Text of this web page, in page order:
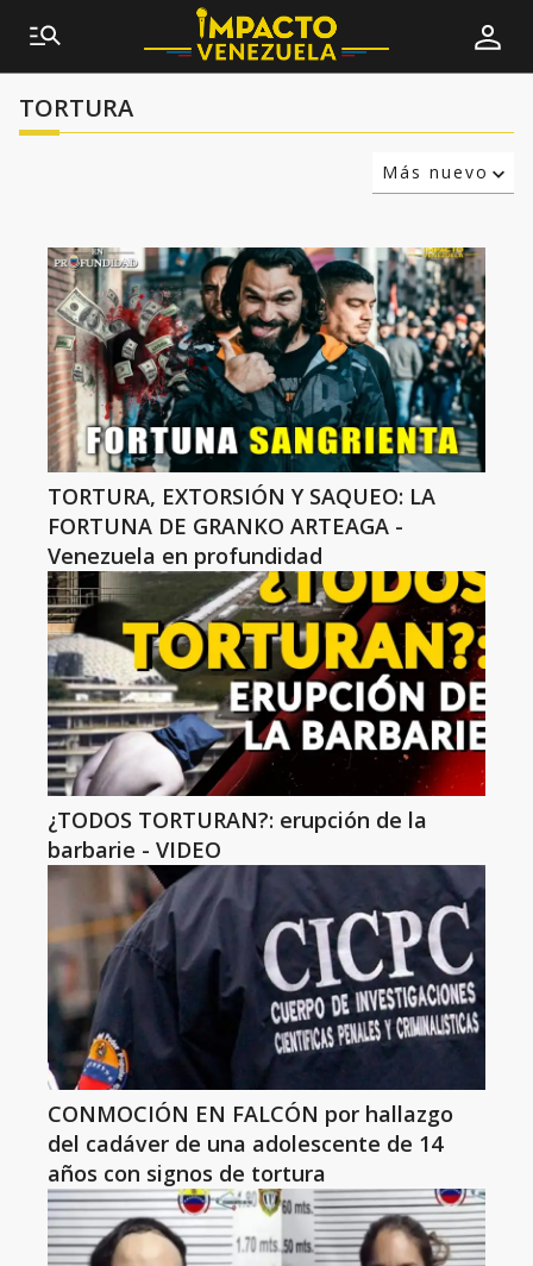
TORTURA
Más nuevo
TORTURA, EXTORSIÓN Y SAQUEO: LA
FORTUNA DE GRANKO ARTEAGA -
Venezuela en profundidad
¿TODOS TORTURAN?: erupción de la
barbarie - VIDEO
CONMOCIÓN EN FALCÓN por hallazgo
del cadáver de una adolescente de 14
años con signos de tortura